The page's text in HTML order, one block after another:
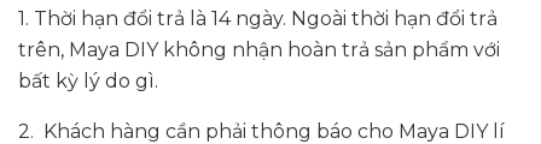
1. Thời hạn đổi trả là 14 ngày. Ngoài thời hạn đổi trả
trên, Maya DIY không nhận hoàn trả sản phẩm với
bất kỳ lý do gì.
2. Khách hàng cần phải thông báo cho Maya DIY lí